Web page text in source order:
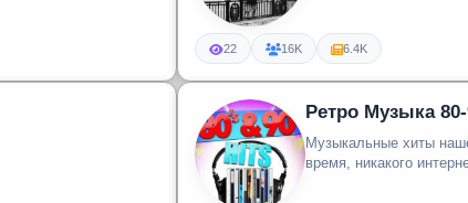
22 16K 6.4K
Ретро Музыка
Музыкальные хиты
время, никакого